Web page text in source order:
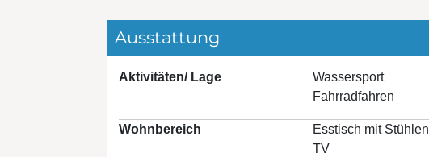
Ausstattung
Aktivitäten/ Lage Wassersport
Fahrradfahren
Wohnbereich Esstisch mit Stühlen
TV